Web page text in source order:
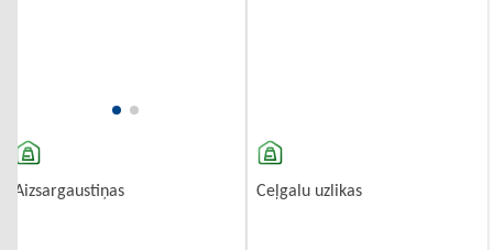
Aizsargaustiņas Ceļgalu uzlikas